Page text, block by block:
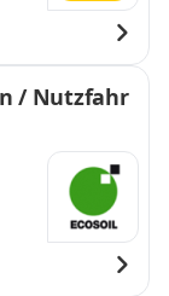
/ Nutzfahr